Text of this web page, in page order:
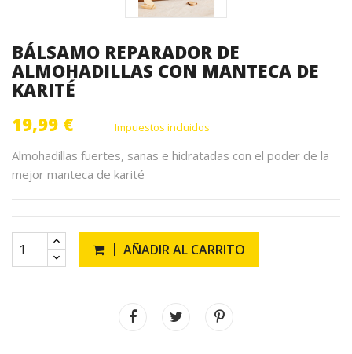
BÁLSAMO REPARADOR DE
ALMOHADILLAS CON MANTECA DE
KARITÉ
19,99 €
Impuestos incluidos
Almohadillas fuertes, sanas e hidratadas con el poder de la
mejor manteca de karité
AÑADIR AL CARRITO